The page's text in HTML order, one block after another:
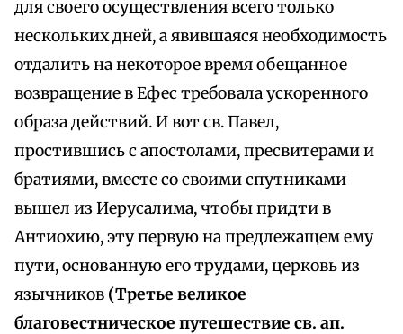
для своего осуществления всего только
нескольких дней, а явившаяся необходимость
отдалить на некоторое время обещанное
возвращение в Ефес требовала ускоренного
образа действий. И вот св. Павел,
простившись с апостолами, пресвитерами и
братиями, вместе со своими спутниками
вышел из Иерусалима, чтобы придти в
Антиохию, эту первую на предлежащем ему
пути, основанную его трудами, церковь из
язычников (Третье великое
благовестническое путешествие св. ап.